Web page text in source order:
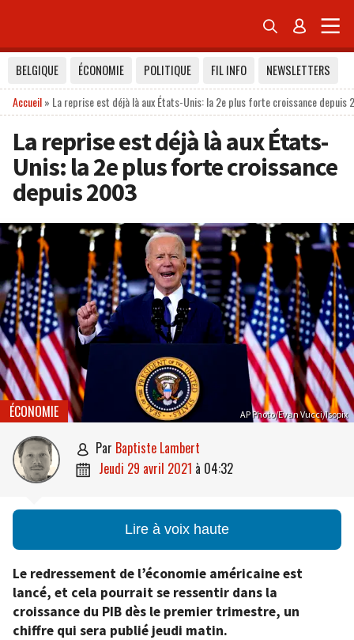
 
BELGIQUE ÉCONOMIE POLITIQUE FIL INFO
NEWSLETTERS
Accueil» La reprise est déjà là aux États-Unis: la 2e plus forte croissance depuis
La reprise est déjà là aux États-
Unis: la 2e plus forte croissance
depuis 2003
AP Photo/Evan Vucci/Isopix
ÉCONOMIE
 par Baptiste Lambert
 jeudi 29 avril 2021 à 04:32
Lire à voix haute
Le redressement de l’économie américaine est
lancé, et cela pourrait se ressentir dans la
croissance du PIB dès le premier trimestre, un
chiffre qui sera publié jeudi matin.